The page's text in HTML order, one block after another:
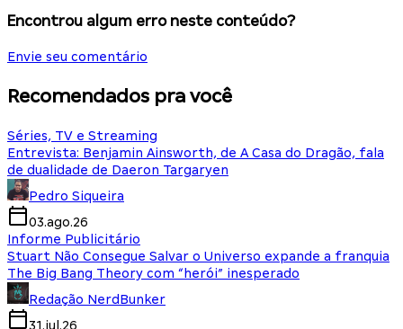
Encontrou algum erro neste conteúdo?
Envie seu comentário
Recomendados pra você
Séries, TV e Streaming
Entrevista: Benjamin Ainsworth, de A Casa do Dragão, fala
de dualidade de Daeron Targaryen
Pedro Siqueira
03.ago.26
Informe Publicitário
Stuart Não Consegue Salvar o Universo expande a franquia
The Big Bang Theory com “herói” inesperado
Redação NerdBunker
31.jul.26